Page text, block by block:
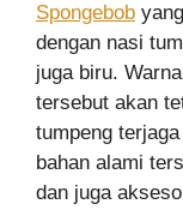
Spongebob
dengan nasi
juga biru.
tersebut akan
tumpeng
bahan alami
dan juga